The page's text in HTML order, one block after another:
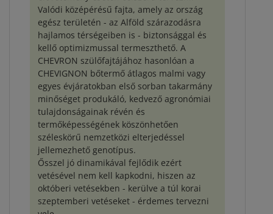
Valódi középérésű fajta, amely az ország
egész területén - az Alföld szárazodásra
hajlamos térségeiben is - biztonsággal és
kellő optimizmussal termeszthető. A
CHEVRON szülőfajtájához hasonlóan a
CHEVIGNON bőtermő átlagos malmi vagy
egyes évjáratokban első sorban takarmány
minőséget produkáló, kedvező agronómiai
tulajdonságainak révén és
termőképességének köszönhetően
széleskörű nemzetközi elterjedéssel
jellemezhető genotípus.
Ősszel jó dinamikával fejlődik ezért
vetésével nem kell kapkodni, hiszen az
októberi vetésekben - kerülve a túl korai
szeptemberi vetéseket - érdemes tervezni